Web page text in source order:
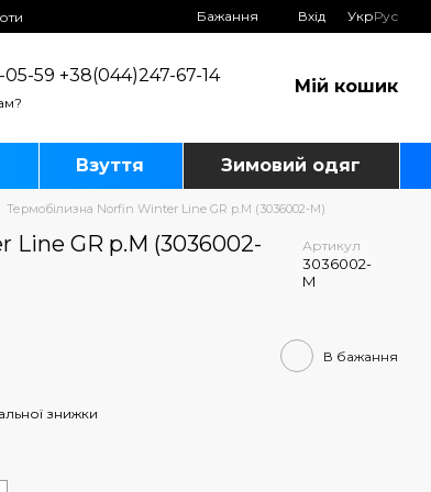
Бажання Вхід УкрРус
59 +38(044)247-67-14
Мій кошик
Взуття Зимовий одяг
Термобілизна Norfin Winter Line GR р.M (3036002-M)
Line GR р.M (3036002-
Артикул
3036002-
M
В бажання
знижки